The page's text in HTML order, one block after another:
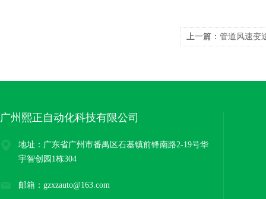
上一篇： 管道风速变
广州熙正自动化科技有限公司
地址：广东省广州市番禺区石基镇前锋南路2-19号华
宇智创园1栋304
邮箱：gzxzauto@163.com